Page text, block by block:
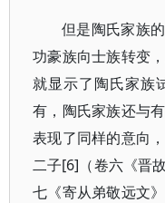
但是陶氏家族
功豪族向士族转变
就显示了陶氏家族
有，陶氏家族还与
表现了同样的意向
二子[6]（卷六《晋
七《寄从弟敬远文